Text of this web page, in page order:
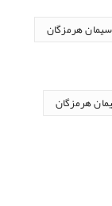
هرمزگان
هرمزگان